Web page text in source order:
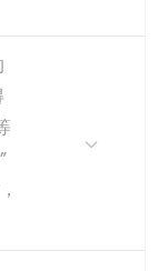
务里程碑。
失所需的时
团队的绩效
次填写或最
或损失估算
。这可能不